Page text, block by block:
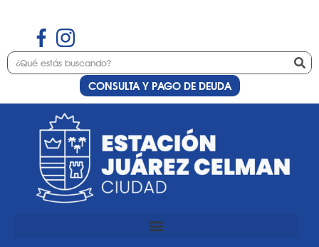
CONSULTA Y PAGO DE DEUDA